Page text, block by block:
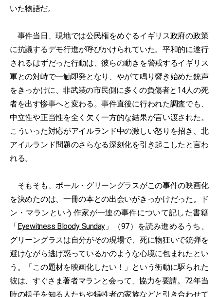
いた物語だ。
事件当日、現地では公民権をめぐるイギリス政府の政策
に抗議するデモ行進が呼びかけられていた。平和的に遂行
されるはずだった行動は、彼らの動きを警戒するイギリス
軍との対峙で一触即発となり、やがて鳴り響き始めた銃声
をきっかけに、非武装の市民側に多くの負傷者と14人の死
者を出す惨事へと変わる。事件直後に行われた調査でも、
中立性や正当性を全く欠く一方的な結果が言い渡された。
こういった対応がアイルランド中の激しい怒りを招き、北
アイルランド問題のさらなる深刻化を引き起こしたと言わ
れる。
そもそも、ポール・グリーングラスがこの事件の映画化
を決めたのは、一冊の本との出会いがきっかけだった。ド
ン・マランという作家が一連の事件について記した書籍
「Eyewitness Bloody Sunday」（97）を読み進めるうち、
グリーングラスは自分がその現場で、死に物狂いで銃弾を
避けながら逃げ惑っているかのような心境に包まれたとい
う。「この題材を映画化したい！」という衝動に駆られた
彼は、すぐさま著者マランと会って、協力を要請。72年当
時の様子を知る人たちや犠牲者の家族などと引き合わせて